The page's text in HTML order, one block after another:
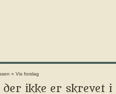
« Vis forslag
ikke er skrevet i